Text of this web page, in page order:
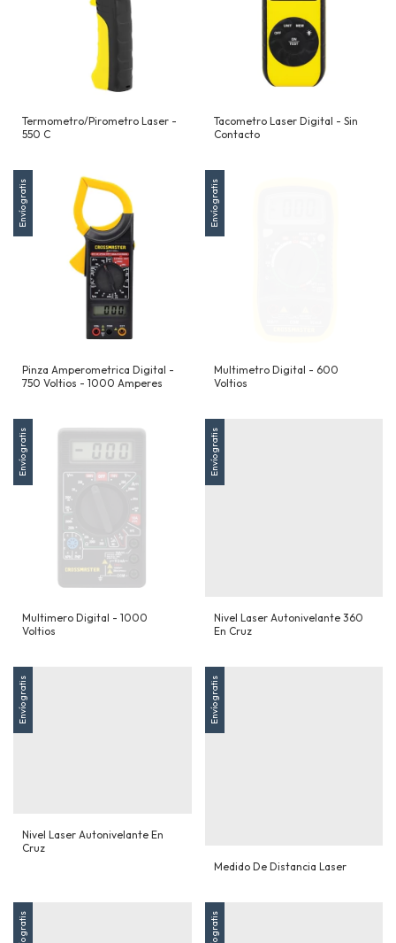
Termometro/Pirometro Laser -
550 C
Tacometro Laser Digital - Sin
Contacto
Envío gratis
Pinza Amperometrica Digital -
750 Voltios - 1000 Amperes
Envío gratis
Multimetro Digital - 600
Voltios
Envío gratis
Multimero Digital - 1000
Voltios
Envío gratis
Nivel Laser Autonivelante 360
En Cruz
Envío gratis
Nivel Laser Autonivelante En
Cruz
Envío gratis
Medido De Distancia Laser